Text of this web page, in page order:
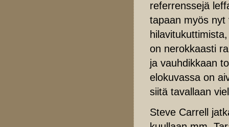
referrenssejä
tapaan myös nyt
on nerokkaasti
ja vauhdikkaan
elokuvassa on
siitä tavallaan
Steve Carrell